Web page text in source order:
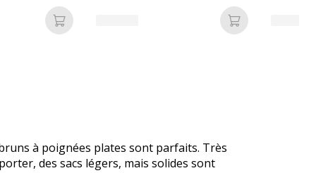
Ajouter au panier Ajouter au
à poignées plates sont parfaits. Très
des sacs légers, mais solides sont